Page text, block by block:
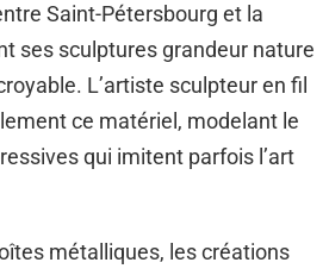
Saint-Pétersbourg et la
ses sculptures grandeur nature
L’artiste sculpteur en fil
ce matériel, modelant le
qui imitent parfois l’art
métalliques, les créations